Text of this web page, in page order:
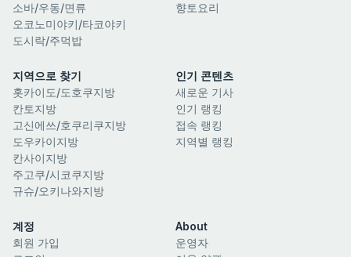
소바/우동/면류
오코노미야키/타코야키
도시락/주먹밥
향토요리
지역으로 찾기
홋카이도/도호쿠지방
칸토지방
고신에쓰/호쿠리쿠지방
도우카이지방
칸사이지방
주고쿠/시코쿠지방
규슈/오키나와지방
인기 콘텐츠
새로운 기사
인기 랭킹
접속 랭킹
지역별 랭킹
계정
회원 가입
About
운영자